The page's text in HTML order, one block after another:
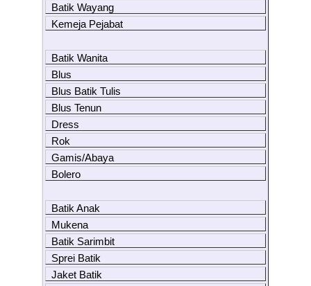
Batik Wayang
Kemeja Pejabat
Batik Wanita
Blus
Blus Batik Tulis
Blus Tenun
Dress
Rok
Gamis/Abaya
Bolero
Batik Anak
Mukena
Batik Sarimbit
Sprei Batik
Jaket Batik